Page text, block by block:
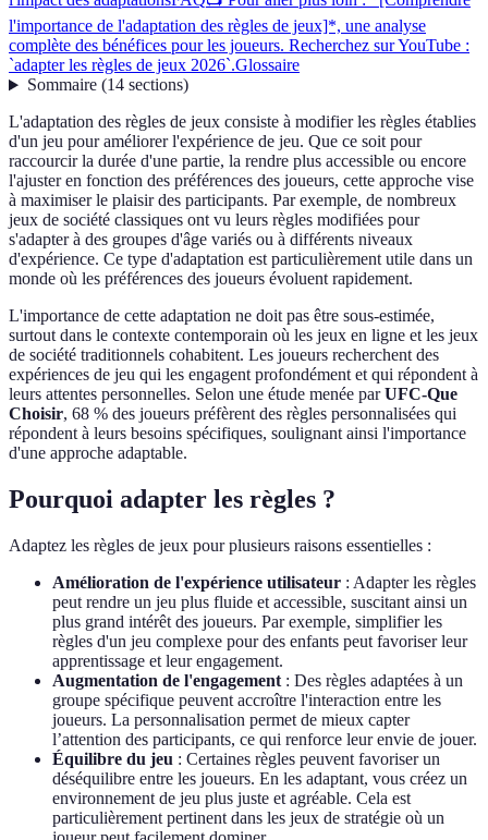
l'importance de l'adaptation des règles de jeux]*, une analyse
complète des bénéfices pour les joueurs. Recherchez sur YouTube :
`adapter les règles de jeux 2026`.Glossaire
Sommaire(14 sections)
L'adaptation des règles de jeux consiste à modifier les règles établies
d'un jeu pour améliorer l'expérience de jeu. Que ce soit pour
raccourcir la durée d'une partie, la rendre plus accessible ou encore
l'ajuster en fonction des préférences des joueurs, cette approche vise
à maximiser le plaisir des participants. Par exemple, de nombreux
jeux de société classiques ont vu leurs règles modifiées pour
s'adapter à des groupes d'âge variés ou à différents niveaux
d'expérience. Ce type d'adaptation est particulièrement utile dans un
monde où les préférences des joueurs évoluent rapidement.
L'importance de cette adaptation ne doit pas être sous-estimée,
surtout dans le contexte contemporain où les jeux en ligne et les jeux
de société traditionnels cohabitent. Les joueurs recherchent des
expériences de jeu qui les engagent profondément et qui répondent à
leurs attentes personnelles. Selon une étude menée parUFC-Que
Choisir, 68 % des joueurs préfèrent des règles personnalisées qui
répondent à leurs besoins spécifiques, soulignant ainsi l'importance
d'une approche adaptable.
Pourquoi adapter les règles ?
Adaptez les règles de jeux pour plusieurs raisons essentielles :
Amélioration de l'expérience utilisateur : Adapter les règles
peut rendre un jeu plus fluide et accessible, suscitant ainsi un
plus grand intérêt des joueurs. Par exemple, simplifier les
règles d'un jeu complexe pour des enfants peut favoriser leur
apprentissage et leur engagement.
Augmentation de l'engagement : Des règles adaptées à un
groupe spécifique peuvent accroître l'interaction entre les
joueurs. La personnalisation permet de mieux capter
l’attention des participants, ce qui renforce leur envie de jouer.
Équilibre du jeu : Certaines règles peuvent favoriser un
déséquilibre entre les joueurs. En les adaptant, vous créez un
environnement de jeu plus juste et agréable. Cela est
particulièrement pertinent dans les jeux de stratégie où un